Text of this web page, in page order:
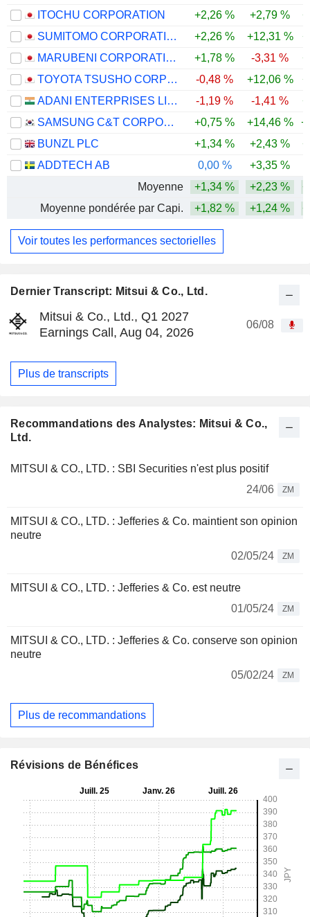
Dernier Transcript: Mitsui & Co., Ltd.
Mitsui & Co., Ltd., Q1 2027
Earnings Call, Aug 04, 2026
06/08
Plus de transcripts
Recommandations des Analystes: Mitsui & Co.,
Ltd.
MITSUI & CO., LTD. : SBI Securities n'est plus positif
24/06
ZM
MITSUI & CO., LTD. : Jefferies & Co. maintient son opinion
neutre
02/05/24
ZM
MITSUI & CO., LTD. : Jefferies & Co. est neutre
01/05/24
ZM
MITSUI & CO., LTD. : Jefferies & Co. conserve son opinion
neutre
05/02/24
ZM
Plus de recommandations
ITOCHU CORPORATION
+2,26 % +2,79 %
SUMITOMO CORPORATION
+2,26 % +12,31 %
MARUBENI CORPORATION
+1,78 % -3,31 %
TOYOTA TSUSHO CORPORATION
-0,48 % +12,06 %
ADANI ENTERPRISES LIMITED
-1,19 % -1,41 %
SAMSUNG C&T CORPORATION
+0,75 % +14,46 %
BUNZL PLC
+1,34 % +2,43 %
ADDTECH AB
0,00 % +3,35 %
Moyenne
+1,34 % +2,23 %
Moyenne pondérée par Capi.
+1,82 % +1,24 %
Voir toutes les performances sectorielles
Révisions de Bénéfices